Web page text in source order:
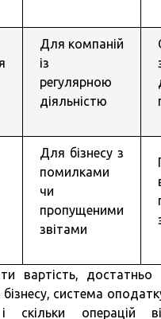
Для компаній
із
регулярною
діяльністю
Для бізнесу з
помилками
чи
пропущеними
звітами
вартість, достатньо
система
і скільки операцій